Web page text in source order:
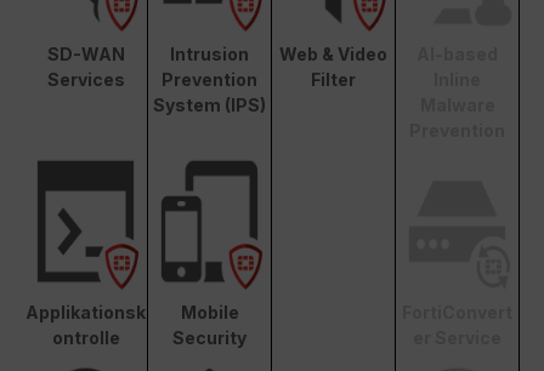
SD-WAN
Services
Intrusion
Prevention
System (IPS)
Web & Video
Filter
Applikationsk
ontrolle
Mobile
Security